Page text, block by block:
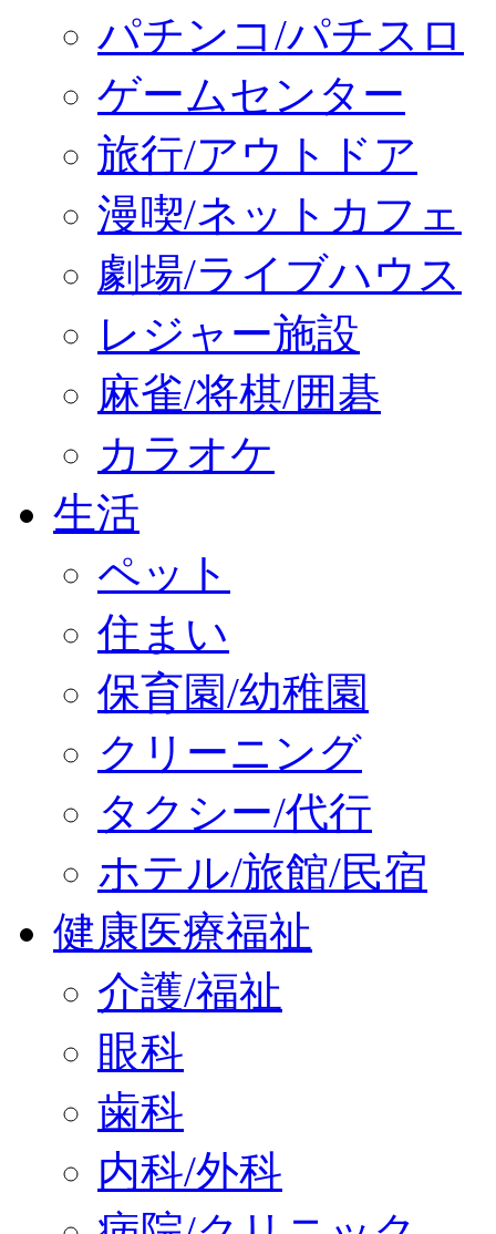
パチンコ/パチスロ
ゲームセンター
旅行/アウトドア
漫喫/ネットカフェ
劇場/ライブハウス
レジャー施設
麻雀/将棋/囲碁
カラオケ
生活
ペット
住まい
保育園/幼稚園
クリーニング
タクシー/代行
ホテル/旅館/民宿
健康医療福祉
介護/福祉
眼科
歯科
内科/外科